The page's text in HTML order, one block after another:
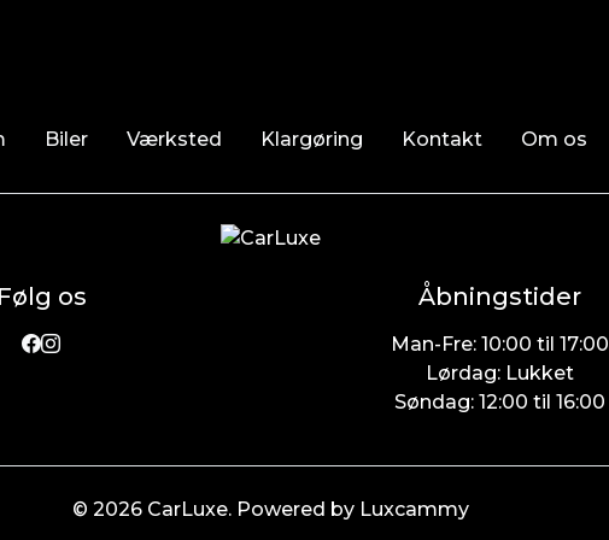
Biler Værksted Klargøring Kontakt Om os
os Åbningstider
Man-Fre: 10:00 til 17:00
Lørdag: Lukket
Søndag: 12:00 til 16:00
© 2026 CarLuxe. Powered by Luxcammy